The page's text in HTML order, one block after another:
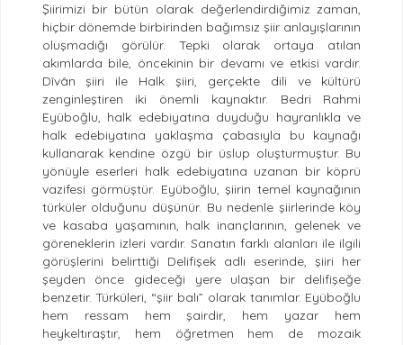
Şiirimizi bir bütün olarak değerlendirdiğimiz zaman,
hiçbir dönemde birbirinden bağımsız şiir anlayışlarının
oluşmadığı görülür. Tepki olarak ortaya atılan
akımlarda bile, öncekinin bir devamı ve etkisi vardır.
Dîvân şiiri ile Halk şiiri, gerçekte dili ve kültürü
zenginleştiren iki önemli kaynaktır. Bedri Rahmi
Eyüboğlu, halk edebiyatına duyduğu hayranlıkla ve
halk edebiyatına yaklaşma çabasıyla bu kaynağı
kullanarak kendine özgü bir üslup oluşturmuştur. Bu
yönüyle eserleri halk edebiyatına uzanan bir köprü
vazifesi görmüştür. Eyüboğlu, şiirin temel kaynağının
türküler olduğunu düşünür. Bu nedenle şiirlerinde köy
ve kasaba yaşamının, halk inançlarının, gelenek ve
göreneklerin izleri vardır. Sanatın farklı alanları ile ilgili
görüşlerini belirttiği Delifişek adlı eserinde, şiiri her
şeyden önce gideceği yere ulaşan bir delifişeğe
benzetir. Türküleri, “şiir balı” olarak tanımlar. Eyüboğlu
hem ressam hem şairdir, hem yazar hem
heykeltıraştır, hem öğretmen hem de mozaik